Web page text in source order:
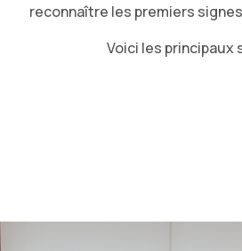
reconnaître les premiers
Voici les